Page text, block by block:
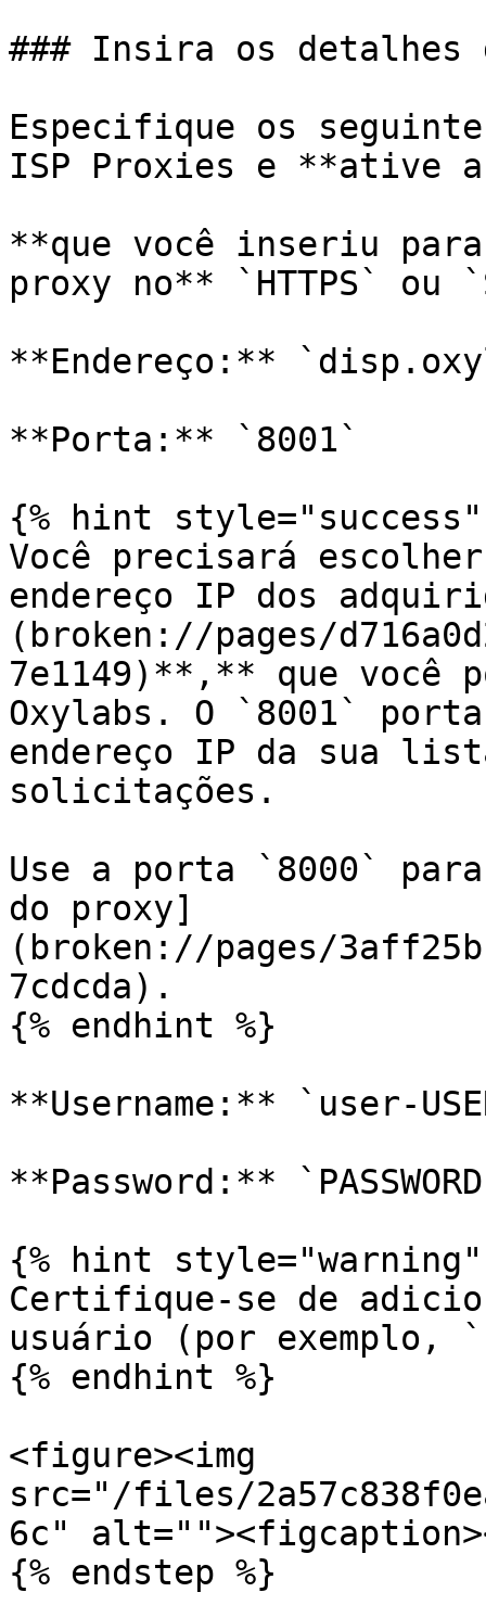
### Insira os detalhes
Especifique os
ISP Proxies e **ative
**que você inseriu
proxy no** `HTTPS` ou
**Endereço:**
**Porta:** `8001`
{% hint style="success"
Você precisará
endereço IP dos
(broken://pages/
7e1149)**,** que você
Oxylabs. O `8001`
endereço IP da sua
solicitações.
Use a porta `8000`
do proxy]
(broken://pages/
7cdcda).
{% endhint %}
**Username:** `user-
**Password:**
{% hint style="warning"
Certifique-se de
usuário (por exemplo,
{% endhint %}
<figure><img
src="/files/
6c"
{% endstep %}